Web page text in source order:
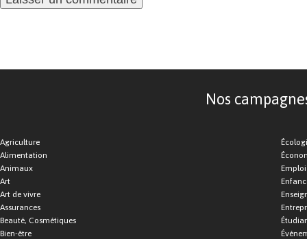
Nos
Agriculture
Alimentation
Animaux
Art
Art de vivre
Assurances
Beauté, Cosmétiques
Bien-être
Emploi